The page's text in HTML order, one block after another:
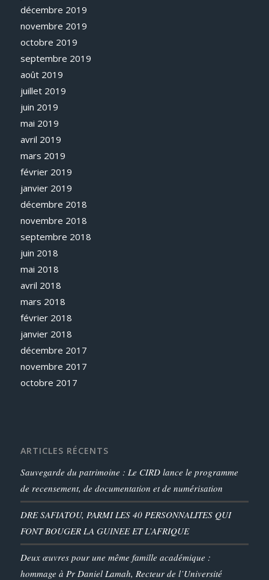
décembre 2019
novembre 2019
octobre 2019
septembre 2019
août 2019
juillet 2019
juin 2019
mai 2019
avril 2019
mars 2019
février 2019
janvier 2019
décembre 2018
novembre 2018
septembre 2018
juin 2018
mai 2018
avril 2018
mars 2018
février 2018
janvier 2018
décembre 2017
novembre 2017
octobre 2017
ARTICLES RÉCENTS
Sauvegarde du patrimoine : Le CIRD lance le programme
de recensement, de documentation et de numérisation
DRE SAFIATOU, PARMI LES 40 PERSONNALITES QUI
FONT BOUGER LA GUINEE ET L’AFRIQUE
Deux œuvres pour une même famille académique :
hommage à Pr Daniel Lamah, Recteur de l’Université